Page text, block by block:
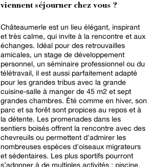
viennent séjourner chez vous ?
Châteaumerle est un lieu élégant, inspirant
et très calme, qui invite à la rencontre et aux
échanges. Idéal pour des retrouvailles
amicales, un stage de développement
personnel, un séminaire professionnel ou du
télétravail, il est aussi parfaitement adapté
pour les grandes tribus avec la grande
cuisine-salle à manger de 45 m2 et sept
grandes chambres. Été comme en hiver, son
parc et sa forêt sont propices au repos et à
la détente. Les promenades dans les
sentiers boisés offrent la rencontre avec des
chevreuils ou permettent d'admirer les
nombreuses espèces d'oiseaux migrateurs
et sédentaires. Les plus sportifs pourront
s’adonner à de multiples activités : piscine,